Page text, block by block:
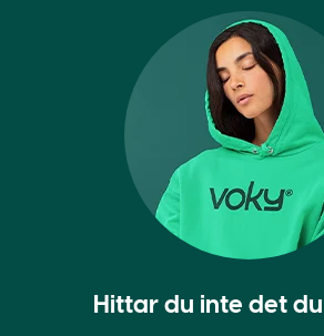
Hittar du inte det